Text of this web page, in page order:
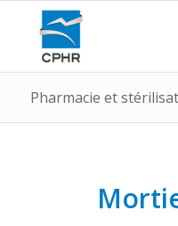
Pharmacie et